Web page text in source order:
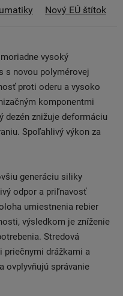
Nový EÚ štítok
vysoký
s novou polymérovej
proti oderu a vysoko
komponentmi
dezén znižuje deformáciu
Spoľahlivý výkon za
generáciu siliky
odpor a priľnavosť
umiestnenia rebier
výsledkom je zníženie
Stredová
priečnymi drážkami a
ovplyvňujú správanie